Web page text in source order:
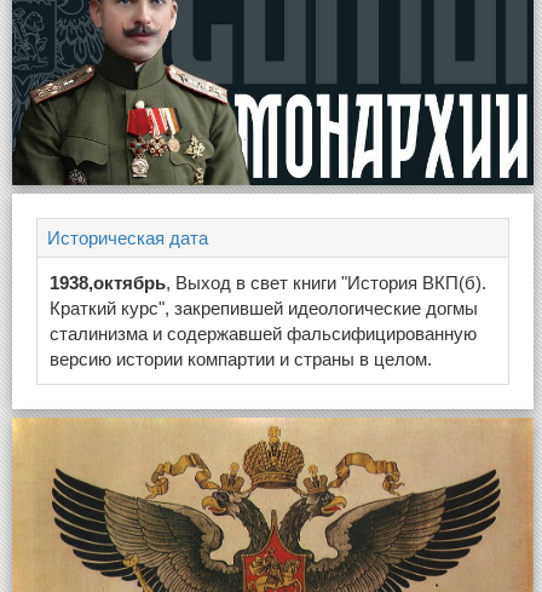
Историческая дата
1938,октябрь, Выход в свет книги "История ВКП(б).
Краткий курс", закрепившей идеологические догмы
сталинизма и содержавшей фальсифицированную
версию истории компартии и страны в целом.